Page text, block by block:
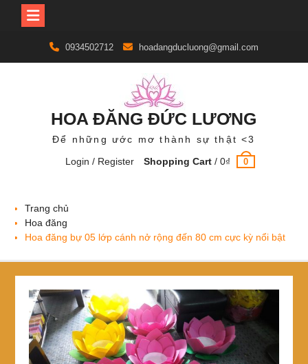
content
0934502712 hoadangducluong@gmail.com
HOA ĐĂNG ĐỨC LƯƠNG
Để những ước mơ thành sự thật <3
Login / Register
Shopping Cart /0₫ 0
Trang chủ
Hoa đăng
Hoa đăng bự 05 lớp cánh nở rộng đến 80 cm cực kỳ nổi bật